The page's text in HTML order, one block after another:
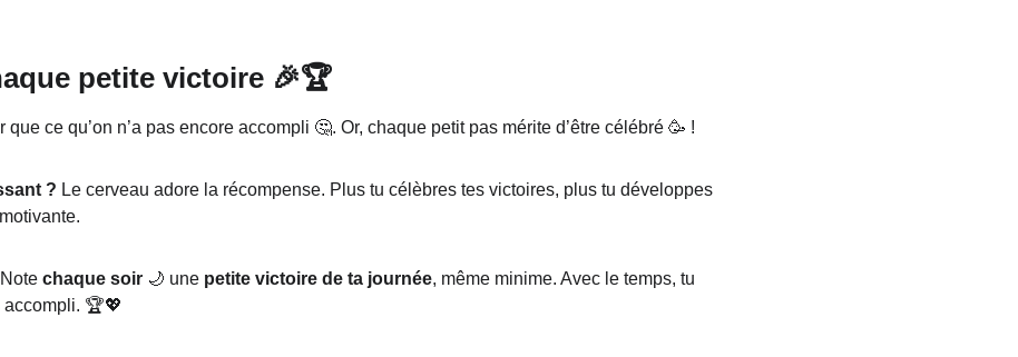
petite victoire 🎉🏆
ce qu’on n’a pas encore accompli 🤔. Or, chaque petit pas mérite d’être célébré 🥳 !
? Le cerveau adore la récompense. Plus tu célèbres tes victoires, plus tu développes
chaque soir 🌙 une petite victoire de ta journée, même minime. Avec le temps, tu
accompli. 🏆💖